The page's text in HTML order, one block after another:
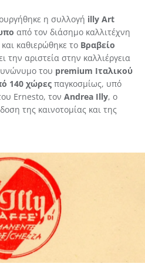
η συλλογή illy Art
από τον διάσημο καλλιτέχνη
καθιερώθηκε το Βραβείο
την αριστεία στην καλλιέργεια
του premium Ιταλικού
140 χώρες παγκοσμίως, υπό
Ernesto, τον Andrea Illy, ο
της καινοτομίας και της